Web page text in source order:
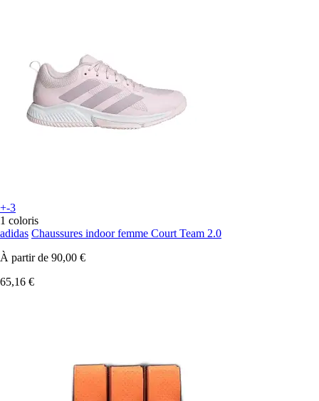
+-3
1 coloris
adidas Chaussures indoor femme Court Team 2.0
À partir de 90,00 €
65,16 €